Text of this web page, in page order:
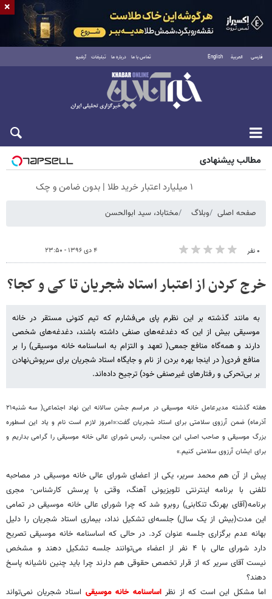
فارسی العربية English تماس با ما درباره ما تبلیغات آرشیو
شنبه ۱۷ مرداد ۱۴۰۵
مطالب پیشنهادی
۱ میلیارد اعتبار خرید طلا | بدون ضامن و چک
صفحه اصلی وبلاگ مختاباد، سید ابوالحسن
۰ نفر ۴ دی ۱۳۹۶ - ۲۳:۵۰
خرج کردن از اعتبار استاد شجریان تا کی و کجا؟
به مانند گذشته بر این نظرم پای می‌فشارم که تیم کنونی مستقر در خانه
موسیقی بیش از این که دغدغه‌های صنفی داشته باشند، دغدغه‌های شخصی
دارند و همه‌گاه منافع جمعی( تعهد و التزام به اساسنامه خانه موسیقی) را بر
منافع فردی( در اینجا بهره بردن از نام و جایگاه استاد شجریان برای سرپوش‌نهادن
بر بی‌تحرکی و رفتارهای غیرصنفی خود) ترجیح داده‌اند.
هفته گذشته مدیرعامل خانه موسیقی در مراسم جشن سالانه این نهاد اجتماعی( سه شنبه۲۱
آذرماه) ضمن آرزوی سلامتی برای استاد شجریان گفت:«امروز لازم است نام و یاد این اسطوره
بزرگ موسیقی و صاحب اصلی این مجلس، رئیس شورای عالی خانه موسیقی را گرامی بداریم و
برای ایشان آرزوی سلامتی کنیم.»
پیش از آن هم محمد سریر، یکی از اعضای شورای عالی خانه موسیقی در مصاحبه
تلفنی با برنامه اینترنتی تلویزیونی آهنگ، وقتی با پرسش کارشناس- مجری
برنامه(آقای بهرنگ تنکابنی) روبرو شد که چرا شورای عالی خانه موسیقی در تمامی
این مدت(بیش از یک سال) جلسه‌ای تشکیل نداد، بیماری استاد شجریان را دلیل
بهانه عدم برگزاری جلسه عنوان کرد. در حالی که اساسنامه خانه موسیقی تصریح
دارد شورای عالی با ۴ نفر از اعضاء می‌توانند جلسه تشکیل دهند و مشخص
نیست ‌آقای سریر که از قرار تخصص حقوقی هم دارند چرا باید چنین ناشیانه پاسخ
دهند؟
اما مشکل این است که از نظراساسنامه خانه موسیقی استاد شجریان نمی‌تواند
×